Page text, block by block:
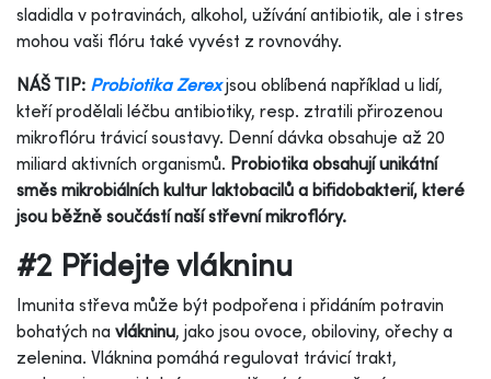
sladidla v potravinách, alkohol, užívání antibiotik, ale i stres
mohou vaši flóru také vyvést z rovnováhy.
NÁŠ TIP: Probiotika Zerexjsou oblíbená například u lidí,
kteří prodělali léčbu antibiotiky, resp. ztratili přirozenou
mikroflóru trávicí soustavy. Denní dávka obsahuje až 20
miliard aktivních organismů. Probiotika obsahují unikátní
směs mikrobiálních kultur laktobacilů a bifidobakterií, které
jsou běžně součástí naší střevní mikroflóry.
#2 Přidejte vlákninu
Imunita střeva může být podpořena i přidáním potravin
bohatých na vlákninu, jako jsou ovoce, obiloviny, ořechy a
zelenina. Vláknina pomáhá regulovat trávicí trakt,